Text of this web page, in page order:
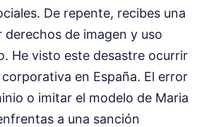
De repente, recibes una
de imagen y uso
He visto este desastre ocurrir
en España. El error
o imitar el modelo de Maria
a una sanción